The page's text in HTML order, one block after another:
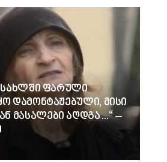
სახლში ფარული
დამონტაჟებული, მისი
მასალები აღდგა…“ –